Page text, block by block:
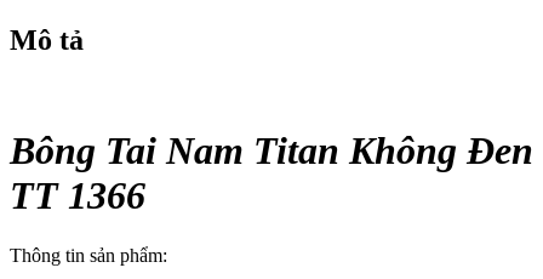
1366
số
Mô tả
Bông Tai Nam Titan Không Đen
TT 1366
Thông tin sản phẩm: